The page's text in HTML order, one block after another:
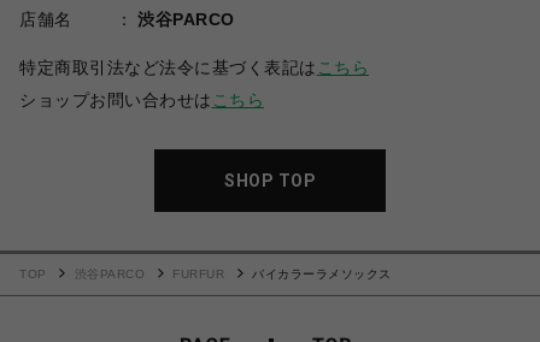
店舗名
渋谷PARCO
特定商取引法など法令に基づく表記は こちら
ショップお問い合わせは こちら
SHOP TOP
TOP 渋谷PARCO FURFUR バイカラーラメソックス